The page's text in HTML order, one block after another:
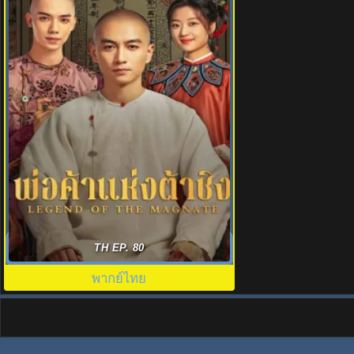
พ่อค้าแห่งต้าชิง (2025) Legend of the
Magnate พากย์ไทย E1-40
TH EP. 80
พากย์ไทย